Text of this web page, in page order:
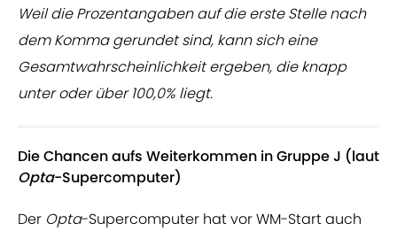
Weil die Prozentangaben auf die erste Stelle nach
dem Komma gerundet sind, kann sich eine
Gesamtwahrscheinlichkeit ergeben, die knapp
unter oder über 100,0% liegt.
Die Chancen aufs Weiterkommen in Gruppe J (laut
Opta-Supercomputer)
Der Opta-Supercomputer hat vor WM-Start auch